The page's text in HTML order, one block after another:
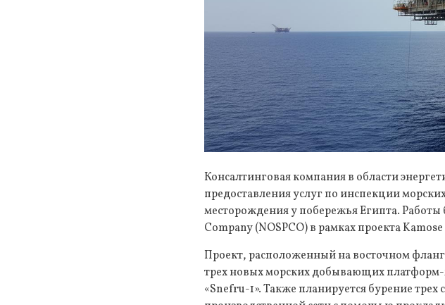
Консалтинговая компания в области
предоставления услуг по инспекции
месторождения у побережья Египта.
Company (NOSPCO) в рамках проекта
Проект, расположенный на восточном
трех новых морских добывающих
«Snefru-1». Также планируется бурение